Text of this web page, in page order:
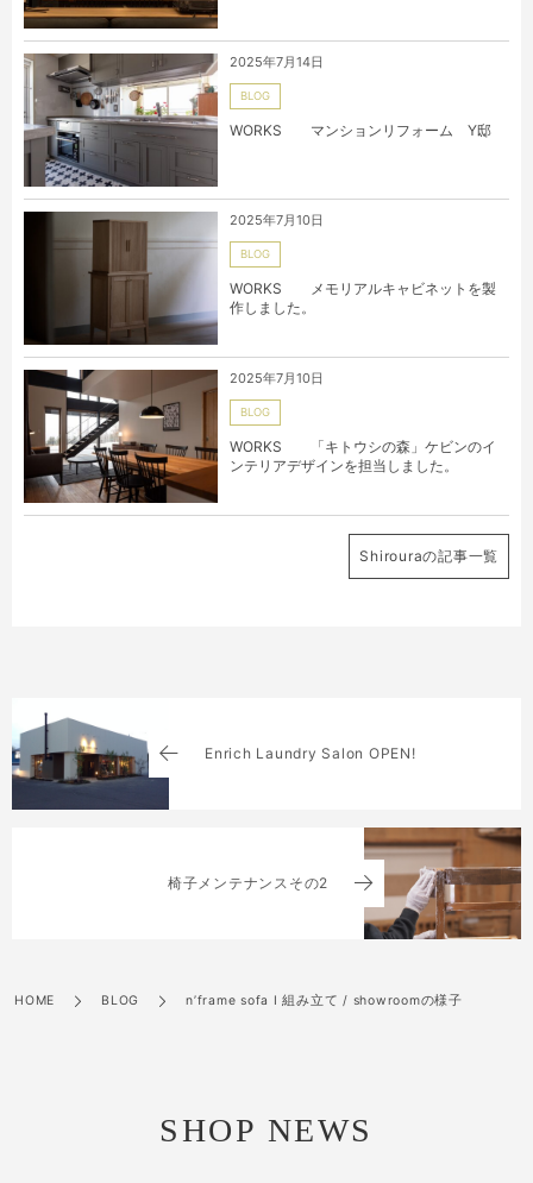
2025年7月14日
BLOG
WORKS マンションリフォーム Y邸
2025年7月10日
BLOG
WORKS メモリアルキャビネットを製
作しました。
2025年7月10日
BLOG
WORKS 「キトウシの森」ケビンのイ
ンテリアデザインを担当しました。
Shirouraの記事一覧
Enrich Laundry Salon OPEN!
椅子メンテナンスその2
HOME BLOG n’frame sofa I 組み立て / showroomの様子
SHOP NEWS